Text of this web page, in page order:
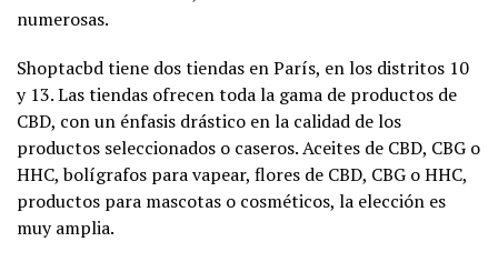
numerosas.
Shoptacbd tiene dos tiendas en París, en los distritos 10
y 13. Las tiendas ofrecen toda la gama de productos de
CBD, con un énfasis drástico en la calidad de los
productos seleccionados o caseros. Aceites de CBD, CBG o
HHC, bolígrafos para vapear, flores de CBD, CBG o HHC,
productos para mascotas o cosméticos, la elección es
muy amplia.